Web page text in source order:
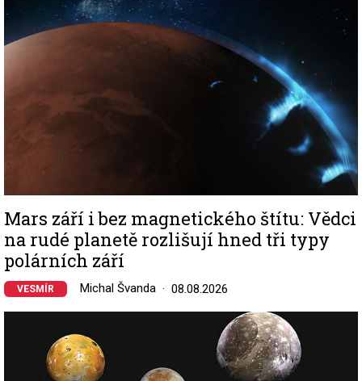
Mars září i bez magnetického štítu: Vědci
na rudé planetě rozlišují hned tři typy
polárních září
VESMÍR Michal Švanda 08.08.2026